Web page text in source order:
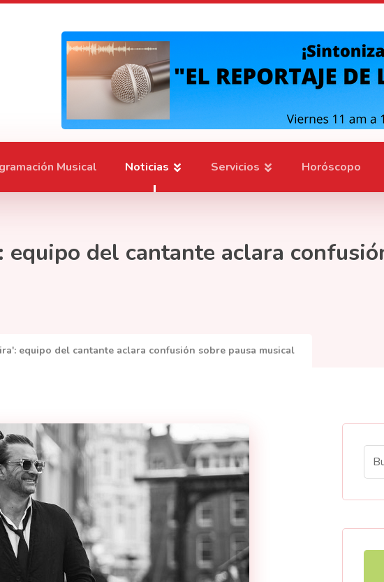
Musical Noticias Servicios Horóscopo
equipo del cantante aclara
equipo del cantante aclara confusión sobre pausa musical